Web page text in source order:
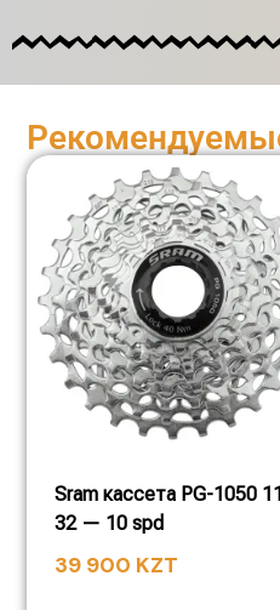
Sram кассета PG-1050
32 — 10 spd
39 900 KZT